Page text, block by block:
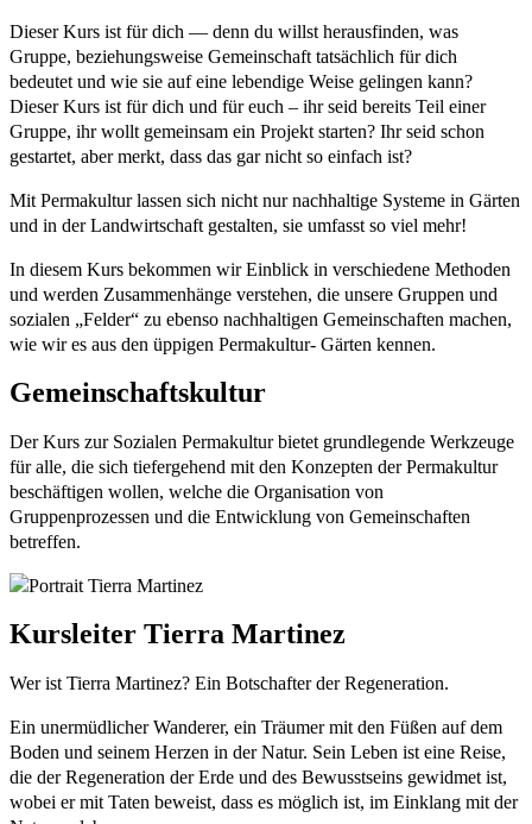
Dieser Kurs ist für dich — denn du willst herausfinden, was
Gruppe, beziehungsweise Gemeinschaft tatsächlich für dich
bedeutet und wie sie auf eine lebendige Weise gelingen kann?
Dieser Kurs ist für dich und für euch – ihr seid bereits Teil einer
Gruppe, ihr wollt gemeinsam ein Projekt starten? Ihr seid schon
gestartet, aber merkt, dass das gar nicht so einfach ist?
Mit Permakultur lassen sich nicht nur nachhaltige Systeme in Gärten
und in der Landwirtschaft gestalten, sie umfasst so viel mehr!
In diesem Kurs bekommen wir Einblick in verschiedene Methoden
und werden Zusammenhänge verstehen, die unsere Gruppen und
sozialen „Felder“ zu ebenso nachhaltigen Gemeinschaften machen,
wie wir es aus den üppigen Permakultur- Gärten kennen.
Gemeinschaftskultur
Der Kurs zur Sozialen Permakultur bietet grundlegende Werkzeuge
für alle, die sich tiefergehend mit den Konzepten der Permakultur
beschäftigen wollen, welche die Organisation von
Gruppenprozessen und die Entwicklung von Gemeinschaften
betreffen.
Kursleiter Tierra Martinez
Wer ist Tierra Martinez? Ein Botschafter der Regeneration.
Ein unermüdlicher Wanderer, ein Träumer mit den Füßen auf dem
Boden und seinem Herzen in der Natur. Sein Leben ist eine Reise,
die der Regeneration der Erde und des Bewusstseins gewidmet ist,
wobei er mit Taten beweist, dass es möglich ist, im Einklang mit der